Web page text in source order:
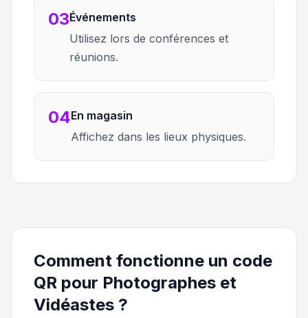
03Événements
Utilisez lors de conférences et
réunions.
04En magasin
Affichez dans les lieux physiques.
Comment fonctionne un code
QR pour Photographes et
Vidéastes ?